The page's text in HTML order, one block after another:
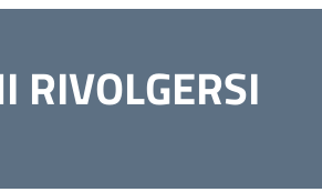
RIVOLGERSI